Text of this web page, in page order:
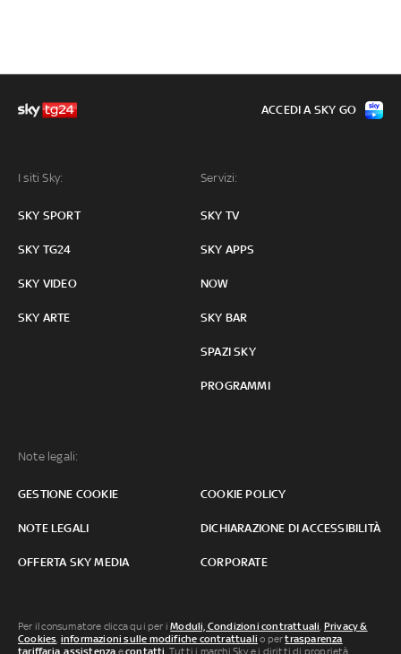
I siti Sky:
SKY SPORT
SKY TG24
SKY VIDEO
SKY ARTE
Servizi:
SKY TV
SKY APPS
NOW
SKY BAR
SPAZI SKY
PROGRAMMI
Note legali:
GESTIONE COOKIE COOKIE POLICY
NOTE LEGALI DICHIARAZIONE DI ACCESSIBILITÀ
OFFERTA SKY MEDIA CORPORATE
ACCEDI A SKY GO
Per il consumatore clicca qui per iModuli, Condizioni contrattuali, Privacy &
Cookies, informazioni sulle modifiche contrattuali o pertrasparenza
tariffaria ,assistenza econtatti . Tutti i marchi Sky e i diritti di proprietà